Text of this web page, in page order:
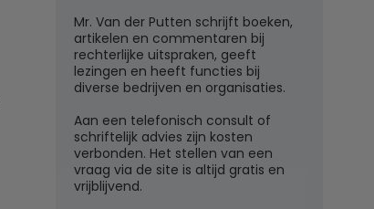
Mr. Van der Putten schrijft boeken,
artikelen en commentaren bij
rechterlijke uitspraken, geeft
lezingen en heeft functies bij
diverse bedrijven en organisaties.
Aan een telefonisch consult of
schriftelijk advies zijn kosten
verbonden. Het stellen van een
vraag via de site is altijd gratis en
vrijblijvend.